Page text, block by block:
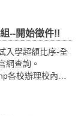
課畫面。 五、
為準）(一) 發給
換證積分。綠
人員培訓課程
場(第一天)09：
自理)二、奧萬
$5,600元(2人
；每人$6,500元(4
非假日(週日至
元(單人住宿-1
費用包含:中型遊
(住2人)為主三、
--開始徵件!!
入學超額比序-全
網查詢。
各校辦理校內初
日至9月30日參賽